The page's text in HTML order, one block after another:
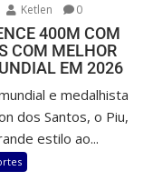
Ketlen 0
400M COM
COM MELHOR
EM 2026
e medalhista
dos Santos, o Piu,
estilo ao...